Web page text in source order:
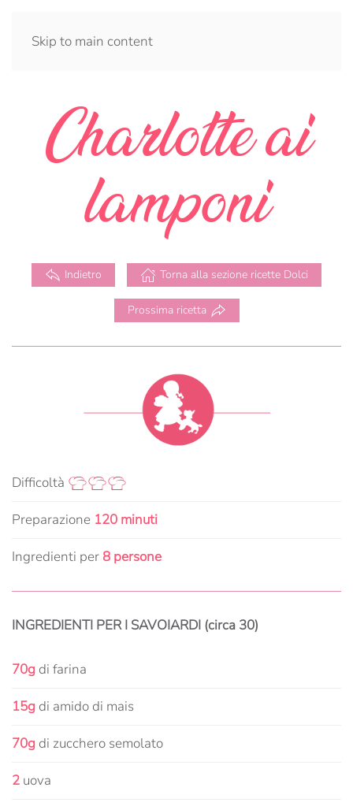
Skip to main content
Charlotte ai
lamponi
Indietro Torna alla sezione ricette Dolci
Prossima ricetta
Difficoltà
Preparazione 120 minuti
Ingredienti per 8 persone
INGREDIENTI PER I SAVOIARDI (circa 30)
70g di farina
15g di amido di mais
70g di zucchero semolato
2 uova